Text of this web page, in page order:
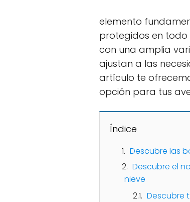
elemento
protegidos en todo
con una amplia
ajustan a las
artículo te
opción para tus
Índice
Descubre las
Descubre el
nieve
Descubre